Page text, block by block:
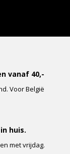
vanaf 40,-
Voor België
huis.
met vrijdag.